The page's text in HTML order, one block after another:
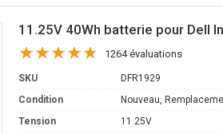
11.25V 40Wh batterie pour Dell
1264 évaluations
SKU
DFR1929
Condition
Nouveau,
Tension
11.25V